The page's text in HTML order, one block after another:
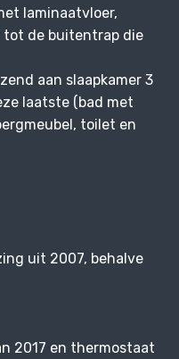
laminaatvloer,
de buitentrap die
aan slaapkamer 3
laatste (bad met
toilet en
uit 2007, behalve
2017 en thermostaat